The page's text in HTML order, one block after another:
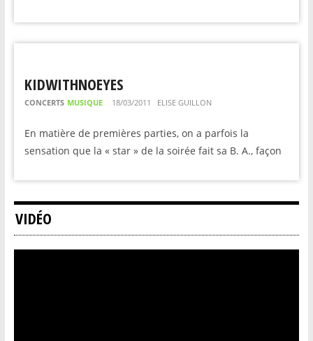
KIDWITHNOEYES
CONCERTS MUSIQUE 18/03/2011 ELISE GUILLON
En matière de premières parties, on a parfois la
sensation que la « star » de la soirée fait sa B. A., façon
VIDÉO